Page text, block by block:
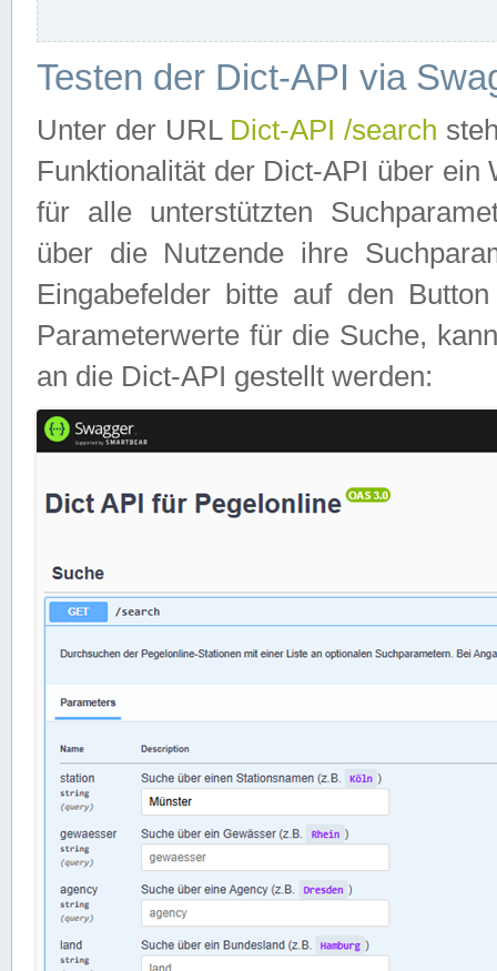
Testen der Dict-API via
Unter der URL Dict-API /search
Funktionalität der Dict-API über
für alle unterstützten
über die Nutzende ihre
Eingabefelder bitte auf den
Parameterwerte für die Suche,
an die Dict-API gestellt werden: